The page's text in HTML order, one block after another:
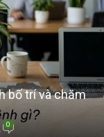
bố trí và chăm
0